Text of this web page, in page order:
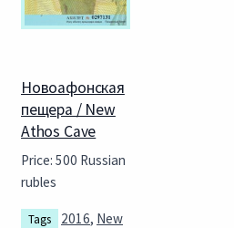
Новоафонская
пещера / New
Athos Cave
Price: 500 Russian
rubles
Tags 2016, New